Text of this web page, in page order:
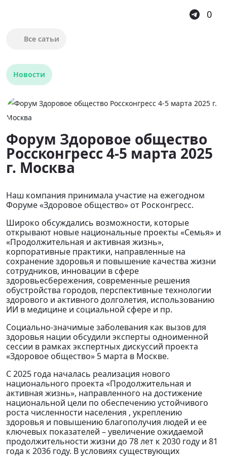
0
Все сатьи
Новости
Форум Здоровое общество
Россконгресс 4-5 марта 2025
г. Москва
Наш компания принимала участие на ежегодном
Форуме «Здоровое общество» от Росконгресс.
Широко обсуждались возможности, которые
открывают новые национальные проекты «Семья» и
«Продолжительная и активная жизнь»,
корпоративные практики, направленные на
сохранение здоровья и повышение качества жизни
сотрудников, инновации в сфере
здоровьесбережения, современные решения
обустройства городов, перспективные технологии
здорового и активного долголетия, использованию
ИИ в медицине и социальной сфере и пр.
Социально-значимые заболевания как вызов для
здоровья нации обсудили эксперты одноименной
сессии в рамках экспертных дискуссий проекта
«Здоровое общество» 5 марта в Москве.
С 2025 года началась реализация нового
национального проекта «Продолжительная и
активная жизнь», направленного на достижение
национальной цели по обеспечению устойчивого
роста численности населения , укреплению
здоровья и повышению благополучия людей и ее
ключевых показателей – увеличение ожидаемой
продолжительности жизни до 78 лет к 2030 году и 81
года к 2036 году. В условиях существующих